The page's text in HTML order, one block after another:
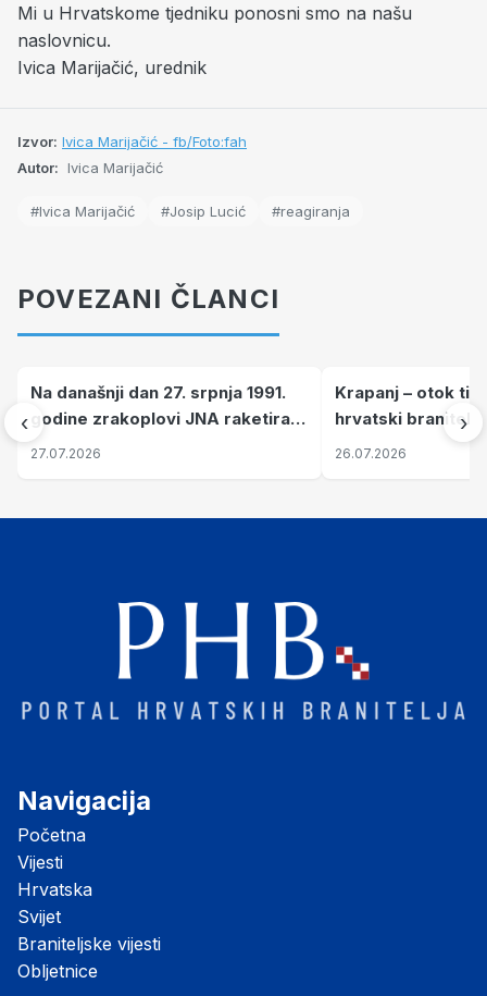
Mi u Hrvatskome tjedniku ponosni smo na našu
naslovnicu.
Ivica Marijačić, urednik
Izvor: Ivica Marijačić - fb/Foto:fah
Autor: Ivica Marijačić
#Ivica Marijačić #Josip Lucić #reagiranja
POVEZANI ČLANCI
‹
Na današnji dan 27. srpnja 1991.
godine zrakoplovi JNA raketirali
su vojarnu i obučni centar "Nikola
27.07.2026
Krapanj – otok
hrvatski branitelji
pronalaze mir
26.07.2026
›
Navigacija
Početna
Vijesti
Hrvatska
Svijet
Braniteljske vijesti
Obljetnice